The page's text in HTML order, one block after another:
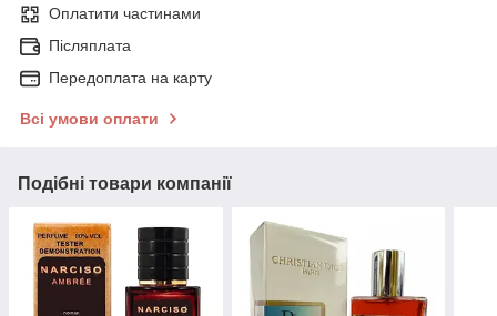
Оплатити частинами
Післяплата
Передоплата на карту
Всі умови оплати
Подібні товари компанії